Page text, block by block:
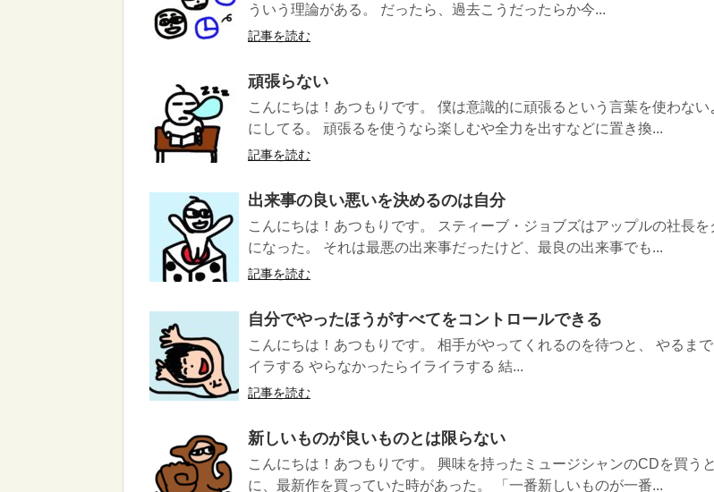
ういう理論がある。 だったら、過去こうだったらか今...
記事を読む
頑張らない
こんにちは！あつもりです。 僕は意識的に頑張るという言葉を使わない
にしてる。 頑張るを使うなら楽しむや全力を出すなどに置き換...
記事を読む
出来事の良い悪いを決めるのは自分
こんにちは！あつもりです。 スティーブ・ジョブズはアップルの社長を
になった。 それは最悪の出来事だったけど、最良の出来事でも...
記事を読む
自分でやったほうがすべてをコントロールできる
こんにちは！あつもりです。 相手がやってくれるのを待つと、 やるま
イラする やらなかったらイライラする 結...
記事を読む
新しいものが良いものとは限らない
こんにちは！あつもりです。 興味を持ったミュージシャンのCDを買う
に、最新作を買っていた時があった。 「一番新しいものが一番...